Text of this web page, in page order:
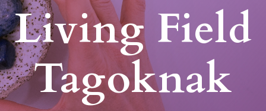
Living Field
Tagoknak